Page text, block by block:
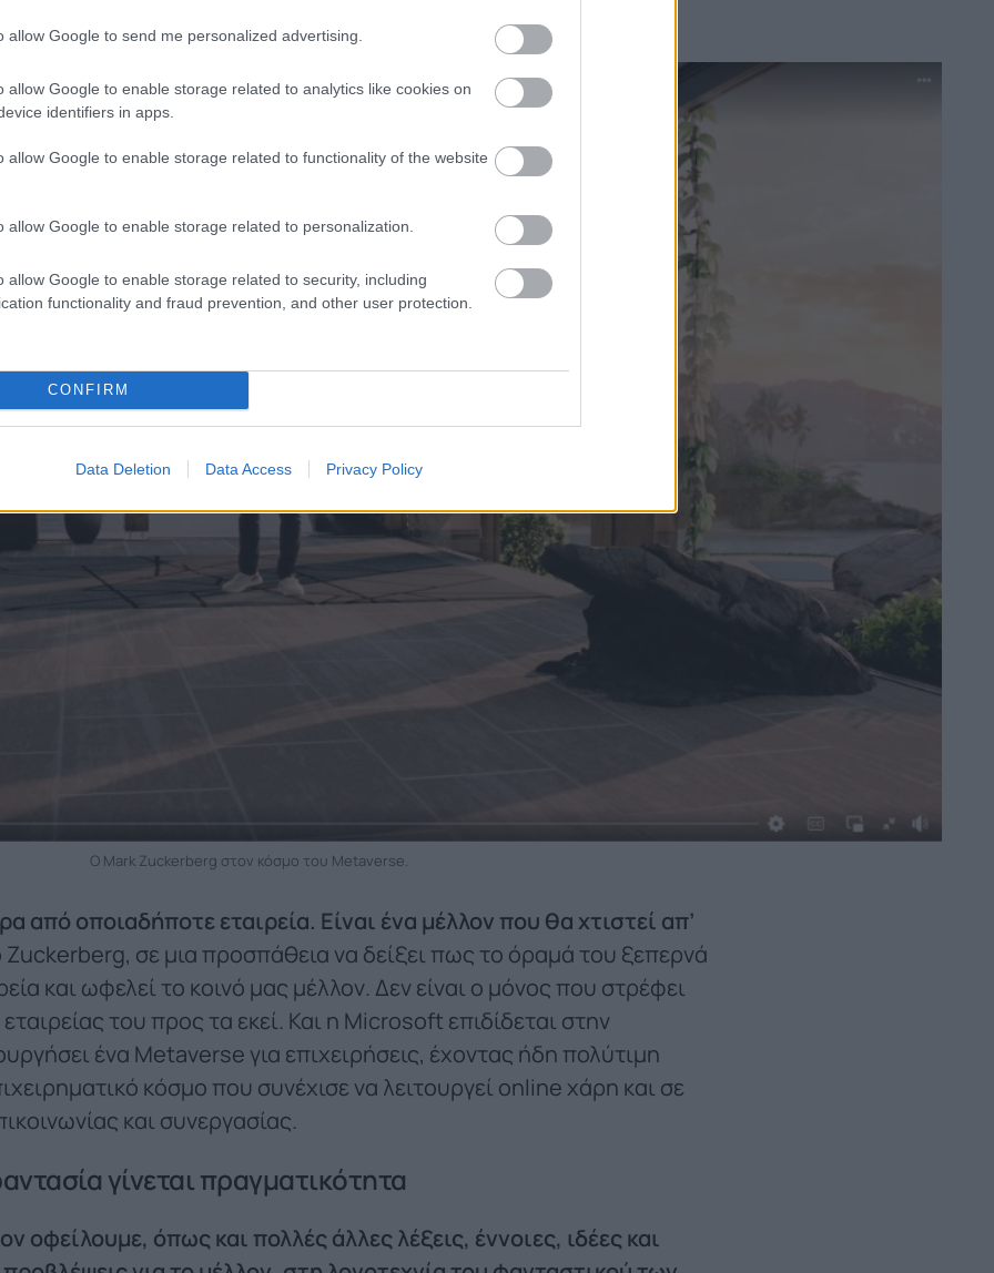
allow Google to send me personalized advertising.
allow Google to enable storage related to analytics like cookies on
identifiers in apps.
allow Google to enable storage related to functionality of the website
allow Google to enable storage related to personalization.
allow Google to enable storage related to security, including
functionality and fraud prevention, and other user protection.
CONFIRM
Data Deletion Data Access Privacy Policy
O Mark Zuckerberg στον κόσμο του Metaverse.
από οποιαδήποτε εταιρεία. Είναι ένα μέλλον που θα χτιστεί απ’
σε μια προσπάθεια να δείξει πως το όραμά του ξεπερνά
και ωφελεί το κοινό μας μέλλον. Δεν είναι ο μόνος που στρέφει
του προς τα εκεί. Και η Microsoft επιδίδεται στην
ένα Metaverse για επιχειρήσεις, έχοντας ήδη πολύτιμη
κόσμο που συνέχισε να λειτουργεί online χάρη και σε
και συνεργασίας.
γίνεται πραγματικότητα
οφείλουμε, όπως και πολλές άλλες λέξεις, έννοιες, ιδέες και